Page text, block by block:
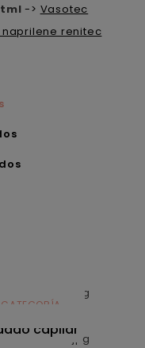
-> Vasotec
renitec
CATEGORÍA
Solarescapilar